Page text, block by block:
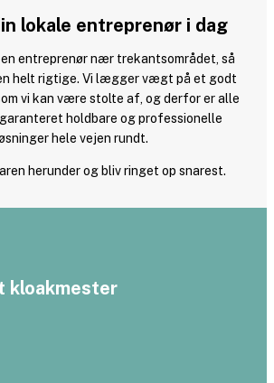
lokale entreprenør i dag
entreprenør nær trekantsområdet, så
helt rigtige. Vi lægger vægt på et godt
vi kan være stolte af, og derfor er alle
holdbare og professionelle
hele vejen rundt.
herunder og bliv ringet op snarest.
kloakmester